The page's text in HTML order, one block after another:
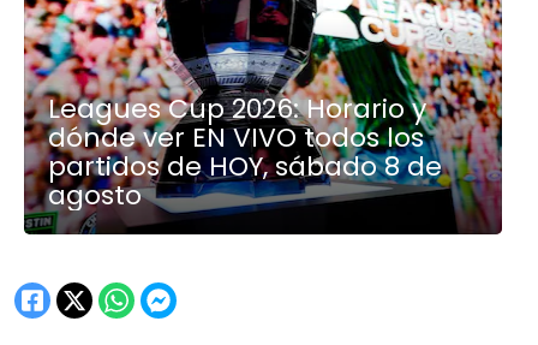
Leagues Cup 2026: Horario y
dónde ver EN VIVO todos los
partidos de HOY, sábado 8 de
agosto